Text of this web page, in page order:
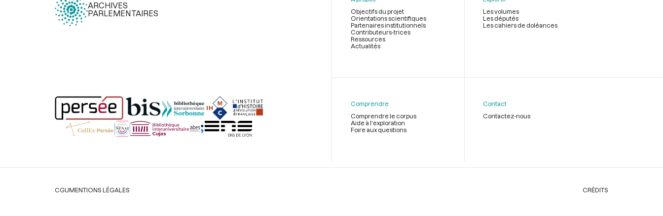
ARCHIVES
PARLEMENTAIRES
page
Objectifs du projet
Orientations scientifiques
Partenaires institutionnels
Contributeurs-trices
Ressources
Actualités
Les volumes
Les députés
Les cahiers de doléances
Comprendre
Comprendre le corpus
Aide à l'exploration
Foire aux questions
Contact
Contactez-nous
Légal
CGUMENTIONS LÉGALES CRÉDITS